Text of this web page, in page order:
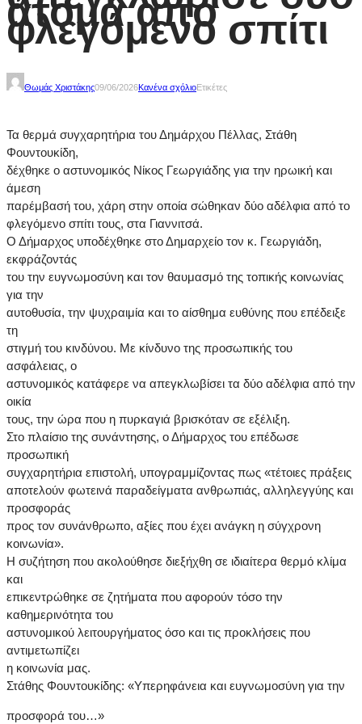
άτομα από
φλεγόμενο σπίτι
Θωμάς Χριστάκης09/06/2026Κανένα σχόλιοΕτικέτες
Τα θερμά συγχαρητήρια του Δημάρχου Πέλλας, Στάθη
Φουντουκίδη,
δέχθηκε ο αστυνομικός Νίκος Γεωργιάδης για την ηρωική και
άμεση
παρέμβασή του, χάρη στην οποία σώθηκαν δύο αδέλφια από το
φλεγόμενο σπίτι τους, στα Γιαννιτσά.
Ο Δήμαρχος υποδέχθηκε στο Δημαρχείο τον κ. Γεωργιάδη,
εκφράζοντάς
του την ευγνωμοσύνη και τον θαυμασμό της τοπικής κοινωνίας
για την
αυτοθυσία, την ψυχραιμία και το αίσθημα ευθύνης που επέδειξε
τη
στιγμή του κινδύνου. Με κίνδυνο της προσωπικής του
ασφάλειας, ο
αστυνομικός κατάφερε να απεγκλωβίσει τα δύο αδέλφια από την
οικία
τους, την ώρα που η πυρκαγιά βρισκόταν σε εξέλιξη.
Στο πλαίσιο της συνάντησης, ο Δήμαρχος του επέδωσε
προσωπική
συγχαρητήρια επιστολή, υπογραμμίζοντας πως «τέτοιες πράξεις
αποτελούν φωτεινά παραδείγματα ανθρωπιάς, αλληλεγγύης και
προσφοράς
προς τον συνάνθρωπο, αξίες που έχει ανάγκη η σύγχρονη
κοινωνία».
Η συζήτηση που ακολούθησε διεξήχθη σε ιδιαίτερα θερμό κλίμα
και
επικεντρώθηκε σε ζητήματα που αφορούν τόσο την
καθημερινότητα του
αστυνομικού λειτουργήματος όσο και τις προκλήσεις που
αντιμετωπίζει
η κοινωνία μας.
Στάθης Φουντουκίδης: «Υπερηφάνεια και ευγνωμοσύνη για την
προσφορά του…»